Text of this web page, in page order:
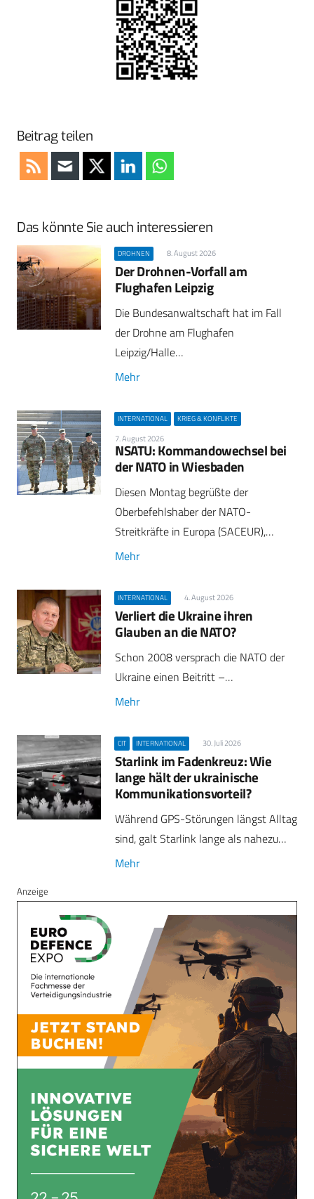
Beitrag teilen
Das könnte Sie auch interessieren
DROHNEN 8. August 2026
Der Drohnen-Vorfall am
Flughafen Leipzig
Die Bundesanwaltschaft hat im Fall
der Drohne am Flughafen
Leipzig/Halle…
Mehr
INTERNATIONAL KRIEG & KONFLIKTE
7. August 2026
NSATU: Kommandowechsel bei
der NATO in Wiesbaden
Diesen Montag begrüßte der
Oberbefehlshaber der NATO-
Streitkräfte in Europa (SACEUR),…
Mehr
INTERNATIONAL 4. August 2026
Verliert die Ukraine ihren
Glauben an die NATO?
Schon 2008 versprach die NATO der
Ukraine einen Beitritt –…
Mehr
CIT INTERNATIONAL 30. Juli 2026
Starlink im Fadenkreuz: Wie
lange hält der ukrainische
Kommunikationsvorteil?
Während GPS-Störungen längst Alltag
sind, galt Starlink lange als nahezu…
Mehr
Anzeige